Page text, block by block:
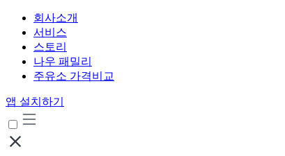
회사소개
서비스
스토리
나우 패밀리
주유소 가격비교
앱 설치하기